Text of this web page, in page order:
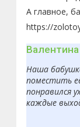
А главное,
https://
Наша
поместить
понравился
каждые